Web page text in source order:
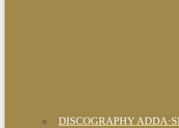
DISCOGRAPHY